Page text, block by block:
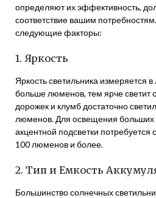
определяют их эффективность,
соответствие вашим
следующие факторы:
1. Яркость
Яркость светильника измеряется
больше люменов, тем ярче светит
дорожек и клумб достаточно
люменов. Для освещения
акцентной подсветки потребуется
100 люменов и более.
2. Тип и Емкость
Большинство солнечных